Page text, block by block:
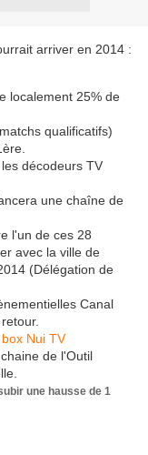
arriver en 2014 :
localement 25% de
qualificatifs)
décodeurs TV
une chaîne de
l'un de ces 28
avec la ville de
(Délégation de
Canal
Nui TV
de l'Outil
une hausse de 1